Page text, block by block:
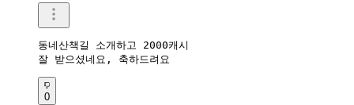
동네산책길 소개하고 2000캐시
잘 받으셨네요, 축하드려요
0